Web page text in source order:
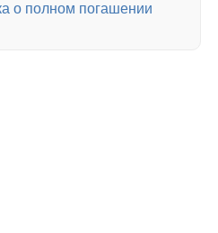
о полном погашении